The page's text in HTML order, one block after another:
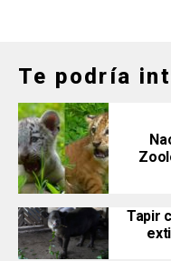
Te podría
Tapir